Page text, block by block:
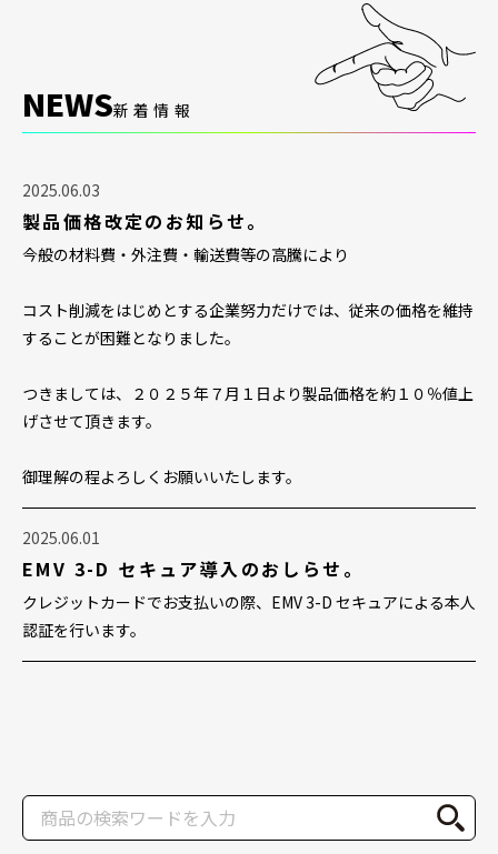
NEWS新着情報
2025.06.03
製品価格改定のお知らせ。
今般の材料費・外注費・輸送費等の高騰により
コスト削減をはじめとする企業努力だけでは、従来の価格を維持
することが困難となりました。
つきましては、２０２５年７月１日より製品価格を約１０％値上
げさせて頂きます。
御理解の程よろしくお願いいたします。
2025.06.01
EMV 3-D セキュア導入のおしらせ。
クレジットカードでお支払いの際、EMV 3-D セキュアによる本人
認証を行います。